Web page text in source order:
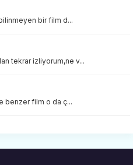
bir film d...
tekrar izliyorum,ne v...
benzer film o da ç...